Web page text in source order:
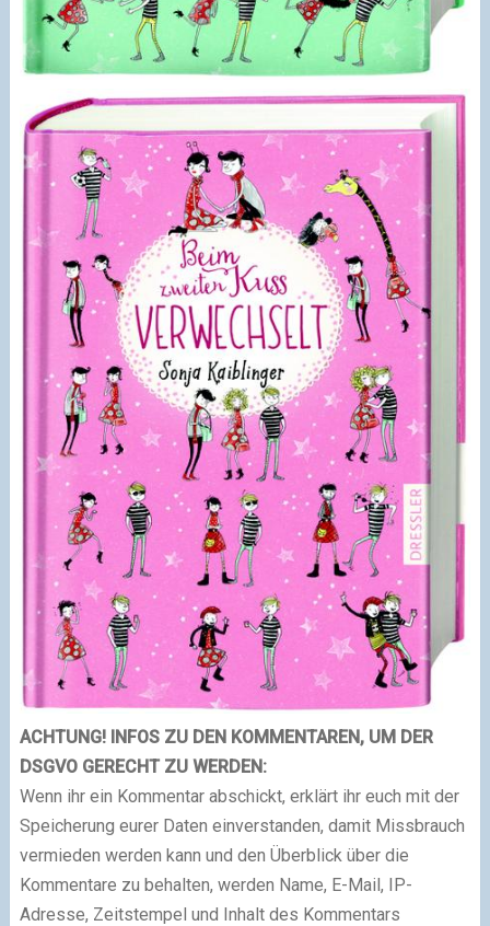
ACHTUNG! INFOS ZU DEN KOMMENTAREN, UM DER
DSGVO GERECHT ZU WERDEN:
Wenn ihr ein Kommentar abschickt, erklärt ihr euch mit der
Speicherung eurer Daten einverstanden, damit Missbrauch
vermieden werden kann und den Überblick über die
Kommentare zu behalten, werden Name, E-Mail, IP-
Adresse, Zeitstempel und Inhalt des Kommentars